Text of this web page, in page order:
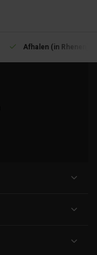
Afhalen (in Rhenen)